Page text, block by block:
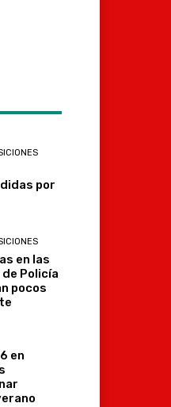
por
en las
Policía
pocos
en